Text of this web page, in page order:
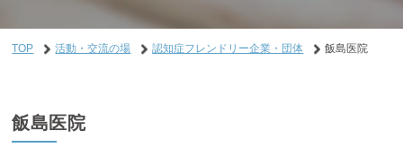
TOP 活動・交流の場 認知症フレンドリー企業・団体 飯島医院
飯島医院